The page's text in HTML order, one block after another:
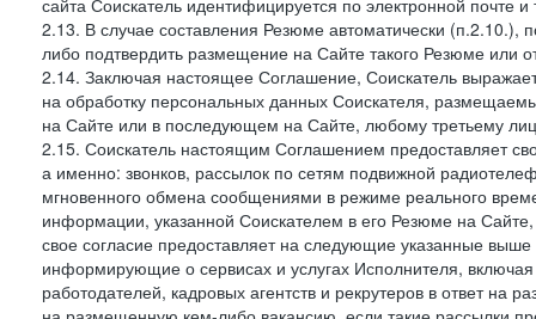
сайта Соискатель идентифицируется по электронной почте
2.13. В случае составления Резюме автоматически (п.2.10.),
либо подтвердить размещение на Сайте такого Резюме или
2.14. Заключая настоящее Соглашение, Соискатель
на обработку персональных данных Соискателя,
на Сайте или в последующем на Сайте, любому третьему
2.15. Соискатель настоящим Соглашением предоставляет
а именно: звонков, рассылок по сетям подвижной
мгновенного обмена сообщениями в режиме реального
информации, указанной Соискателем в его Резюме на
свое согласие предоставляет на следующие указанные
информирующие о сервисах и услугах Исполнителя,
работодателей, кадровых агентств и рекрутеров в ответ